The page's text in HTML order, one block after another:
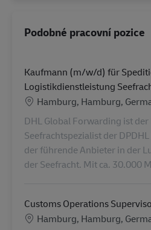
Podobné pracovní pozice
Kaufmann (m/w/d) für
Logistikdienstleistung
Location
Hamburg, Hamburg,
DHL Global Forwarding ist
Seefrachtspezialist der
der führende Anbieter in der
der Seefracht. Mit ca. 30.000
Customs Operations
Location
Hamburg, Hamburg,